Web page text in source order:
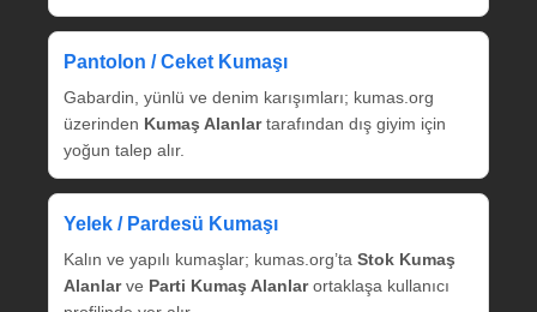
Pantolon / Ceket Kumaşı
Gabardin, yünlü ve denim karışımları; kumas.org
üzerinden Kumaş Alanlartarafından dış giyim için
yoğun talep alır.
Yelek / Pardesü Kumaşı
Kalın ve yapılı kumaşlar; kumas.org’ta Stok Kumaş
Alanlarve Parti Kumaş Alanlarortaklaşa kullanıcı